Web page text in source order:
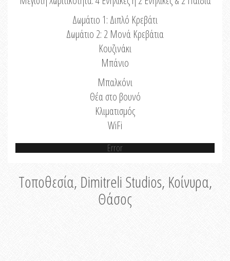
Δωμάτιο 1: Διπλό Κρεβάτι
Δωμάτιο 2: 2 Μονά Κρεβάτια
Κουζινάκι
Μπάνιο
Μπαλκόνι
Θέα στο βουνό
Κλιματισμός
WiFi
Error
Τοποθεσία, Dimitreli Studios, Κοίνυρα,
Θάσος